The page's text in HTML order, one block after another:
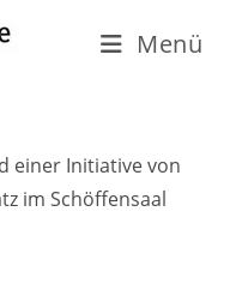
Menü
einer Initiative von
im Schöffensaal